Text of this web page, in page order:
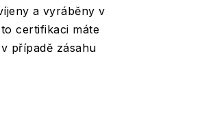
a vyráběny v
certifikaci máte
případě zásahu